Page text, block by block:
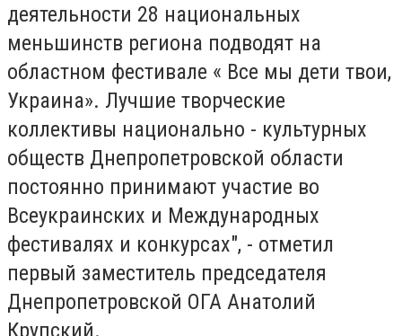
деятельности 28 национальных
меньшинств региона подводят на
областном фестивале « Все мы дети твои,
Украина». Лучшие творческие
коллективы национально - культурных
обществ Днепропетровской области
постоянно принимают участие во
Всеукраинских и Международных
фестивалях и конкурсах", - отметил
первый заместитель председателя
Днепропетровской ОГА Анатолий
Крупский.